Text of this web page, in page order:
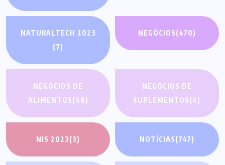
NATURALTECH 2023
(7)
NEGÓCIOS(470)
NEGÓCIOS DE
ALIMENTOS(48)
NEGÓCIOS DE
SUPLEMENTOS(4)
NIS 2023(3) NOTÍCIAS(747)